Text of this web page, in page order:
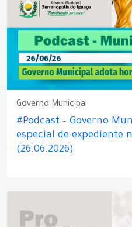
Governo Municipal
#Podcast – Governo
especial de expediente
(26.06.2026)